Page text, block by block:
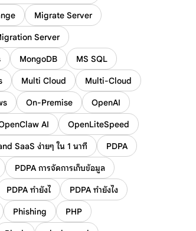
Migrate Server
Server
MongoDB MS SQL
Multi Cloud Multi-Cloud
On-Premise OpenAI
AI OpenLiteSpeed
SaaS ง่ายๆ ใน 1 นาที PDPA
PDPA การจัดการเก็บข้อมูล
PDPA ทำยังไ PDPA ทำยังไง
Phishing PHP